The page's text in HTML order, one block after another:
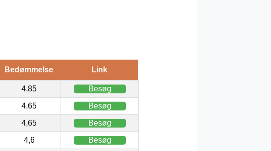
Bedømmelse Link
4,85 Besøg
4,65 Besøg
4,65 Besøg
4,6 Besøg